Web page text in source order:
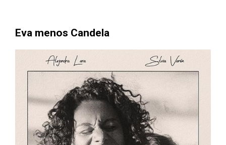
Eva menos Candela